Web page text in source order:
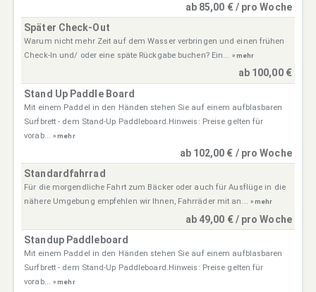
ab 85,00 € / pro Woche
Später Check-Out
Warum nicht mehr Zeit auf dem Wasser verbringen und einen frühen
Check-In und/ oder eine späte Rückgabe buchen? Ein... » mehr
ab 100,00 €
Stand Up Paddle Board
Mit einem Paddel in den Händen stehen Sie auf einem aufblasbaren
Surfbrett - dem Stand-Up Paddleboard.Hinweis: Preise gelten für
vorab...» mehr
ab 102,00 € / pro Woche
Standardfahrrad
Für die morgendliche Fahrt zum Bäcker oder auch für Ausflüge in die
nähere Umgebung empfehlen wir Ihnen, Fahrräder mit an... » mehr
ab 49,00 € / pro Woche
Standup Paddleboard
Mit einem Paddel in den Händen stehen Sie auf einem aufblasbaren
Surfbrett - dem Stand-Up Paddleboard.Hinweis: Preise gelten für
vorab...» mehr